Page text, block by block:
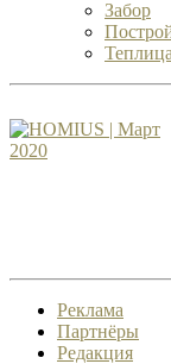
Забор
Теплица
Реклама
Партнёры
Редакция